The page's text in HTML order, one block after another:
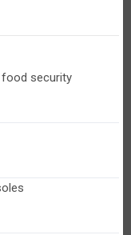
food security